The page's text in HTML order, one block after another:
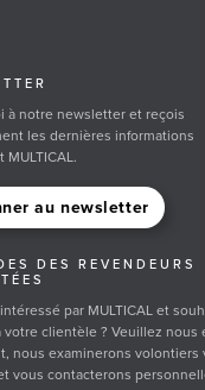
à notre newsletter et reçois
les dernières informations
MULTICAL.
au newsletter
DES REVENDEURS
par MULTICAL et
votre clientèle ? Veuillez nous
nous examinerons volontiers
vous contacterons